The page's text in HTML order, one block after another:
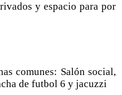
y espacio para por
comunes: Salón social,
de futbol 6 y jacuzzi